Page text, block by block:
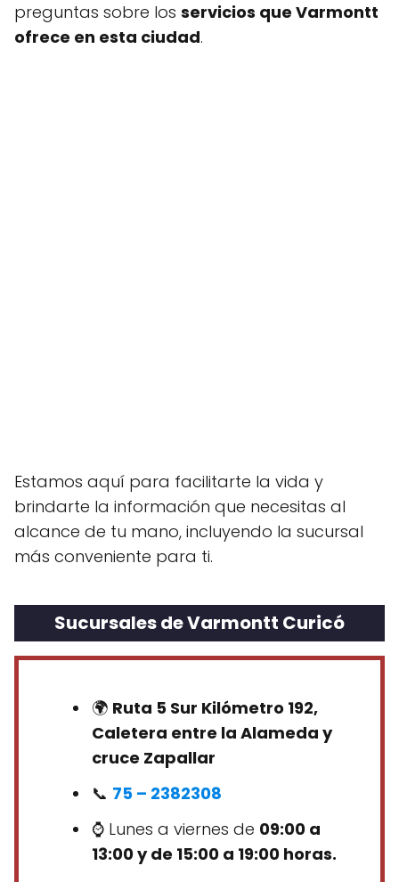
preguntas sobre los servicios que Varmontt
ofrece en esta ciudad.
Estamos aquí para facilitarte la vida y
brindarte la información que necesitas al
alcance de tu mano, incluyendo la sucursal
más conveniente para ti.
Sucursales de Varmontt Curicó
🌍 Ruta 5 Sur Kilómetro 192,
Caletera entre la Alameda y
cruce Zapallar
📞 75 – 2382308
⌚ Lunes a viernes de 09:00 a
13:00 y de 15:00 a 19:00 horas.